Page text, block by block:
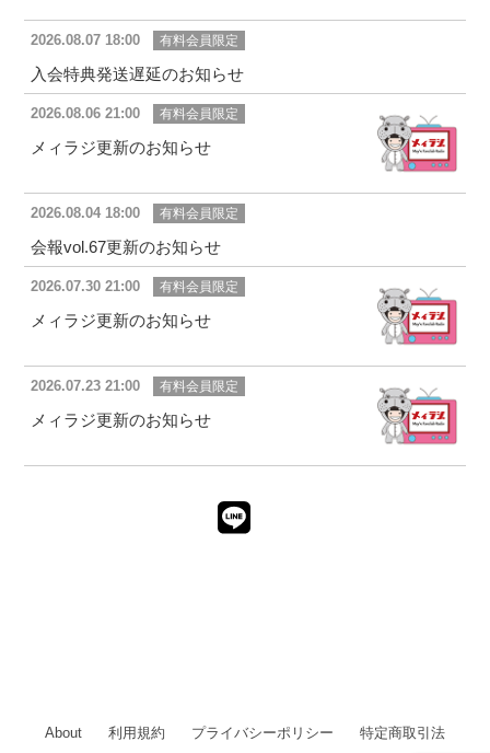
2026.08.07 18:00 有料会員限定
入会特典発送遅延のお知らせ
2026.08.06 21:00 有料会員限定
メィラジ更新のお知らせ
2026.08.04 18:00 有料会員限定
会報vol.67更新のお知らせ
2026.07.30 21:00 有料会員限定
メィラジ更新のお知らせ
2026.07.23 21:00 有料会員限定
メィラジ更新のお知らせ
About 利用規約 プライバシーポリシー 特定商取引法